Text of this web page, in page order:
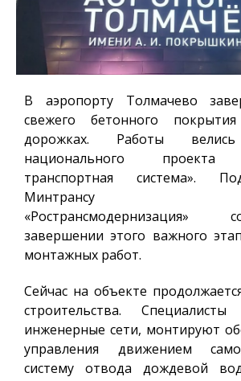
В аэропорту Толмачево
свежего бетонного
дорожках. Работы
национального проекта
транспортная система».
Минтрансу
завершении этого важного
монтажных работ.
Сейчас на объекте
строительства.
инженерные сети, монтируют
управления движением
систему отвода дождевой